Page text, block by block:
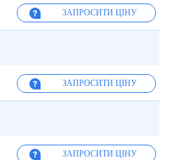
ЗАПРОСИТИ ЦІНУ
ЗАПРОСИТИ ЦІНУ
ЗАПРОСИТИ ЦІНУ